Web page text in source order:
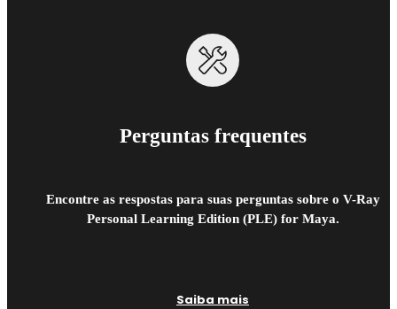
Perguntas frequentes
Encontre as respostas para suas perguntas sobre o V-Ray
Personal Learning Edition (PLE) for Maya.
Saiba mais